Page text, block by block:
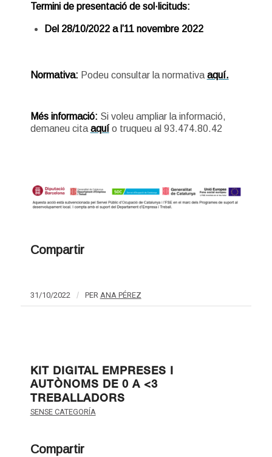
Termini de presentació de sol·licituds:
Del 28/10/2022 a l’11 novembre 2022
Normativa: Podeu consultar la normativa aquí.
Més informació: Si voleu ampliar la informació,
demaneu cita aquío truqueu al 93.474.80.42
Compartir
31/10/2022 / PER ANA PÉREZ
KIT DIGITAL EMPRESES I
AUTÒNOMS DE 0 A <3
TREBALLADORS
SENSE CATEGORÍA
Compartir